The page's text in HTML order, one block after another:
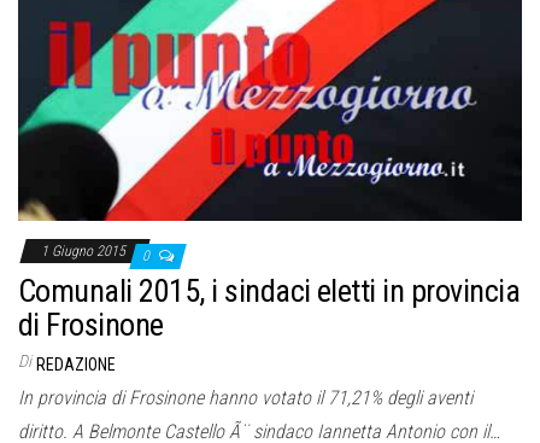
1 Giugno 2015 0
Comunali 2015, i sindaci eletti in provincia
di Frosinone
Di REDAZIONE
In provincia di Frosinone hanno votato il 71,21% degli aventi
diritto. A Belmonte Castello Ã¨ sindaco Iannetta Antonio con il…